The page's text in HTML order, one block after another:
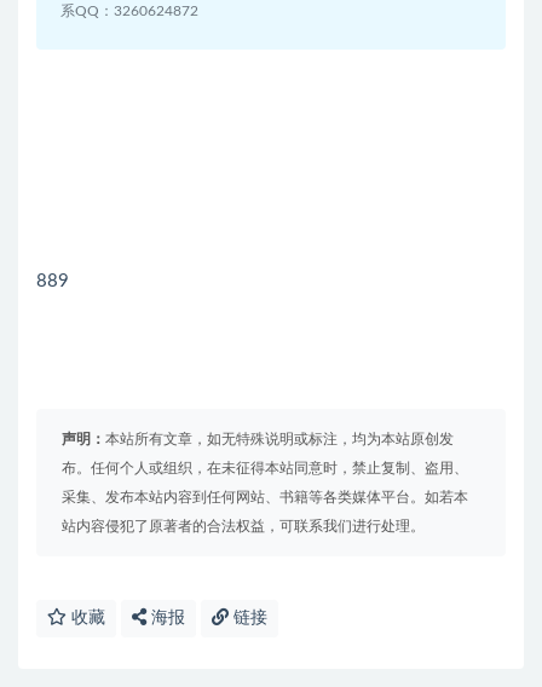
系QQ：3260624872
889
声明： 本站所有文章，如无特殊说明或标注，均为本站原创发
布。任何个人或组织，在未征得本站同意时，禁止复制、盗用、
采集、发布本站内容到任何网站、书籍等各类媒体平台。如若本
站内容侵犯了原著者的合法权益，可联系我们进行处理。
收藏 海报 链接